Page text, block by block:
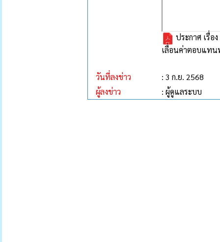
ประกาศ เรื่อ
เลื่อนค่าตอบแทน
วันที่ลงข่าว
: 3 ก.ย. 2568
ผู้ลงข่าว
: ผู้ดูแลระบบ